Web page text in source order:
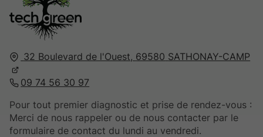
32 Boulevard de l'Ouest, 69580 SATHONAY-CAMP
09 74 56 30 97
Pour tout premier diagnostic et prise de rendez-vous :
Merci de nous rappeler ou de nous contacter par le
formulaire de contact du lundi au vendredi.